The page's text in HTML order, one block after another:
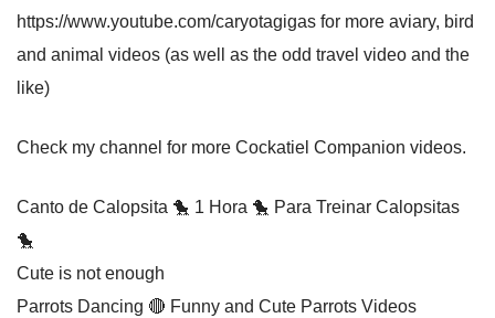
https://www.youtube.com/caryotagigas for more aviary, bird
and animal videos (as well as the odd travel video and the
like)
Check my channel for more Cockatiel Companion videos.
Canto de Calopsita 🐤 1 Hora 🐤 Para Treinar Calopsitas
🐤
Cute is not enough
Parrots Dancing 🔴 Funny and Cute Parrots Videos